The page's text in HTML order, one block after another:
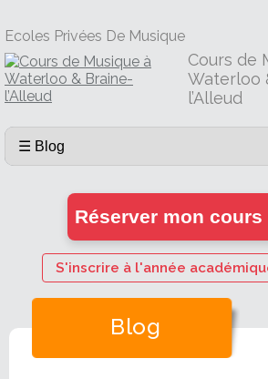
Ecoles Privées De Musique
Cours de
Waterloo
l’Alleud
Réserver mon cours
S'inscrire à l'année
Blog